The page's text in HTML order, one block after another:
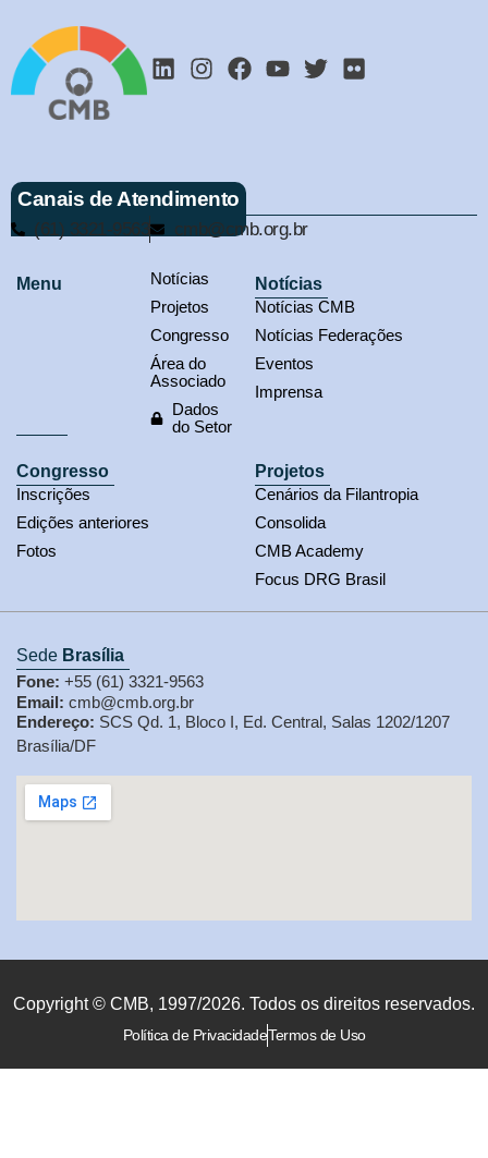
Canais de Atendimento
(61) 3321-9563 cmb@cmb.org.br
Menu
Notícias
Projetos
Congresso
Área do
Associado
Dados
do Setor
Notícias
Notícias CMB
Notícias Federações
Eventos
Imprensa
Congresso
Inscrições
Edições anteriores
Fotos
Projetos
Cenários da Filantropia
Consolida
CMB Academy
Focus DRG Brasil
Sede Brasília
Fone: +55 (61) 3321-9563
Email: cmb@cmb.org.br
Endereço: SCS Qd. 1, Bloco I, Ed. Central, Salas 1202/1207
Brasília/DF
Copyright © CMB, 1997/2026. Todos os direitos reservados.
Política de PrivacidadeTermos de Uso